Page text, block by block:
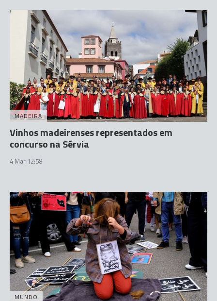
MADEIRA
Vinhos madeirenses representados em
concurso na Sérvia
4 Mar 12:58
MUNDO